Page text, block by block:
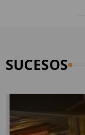
SUCESOS